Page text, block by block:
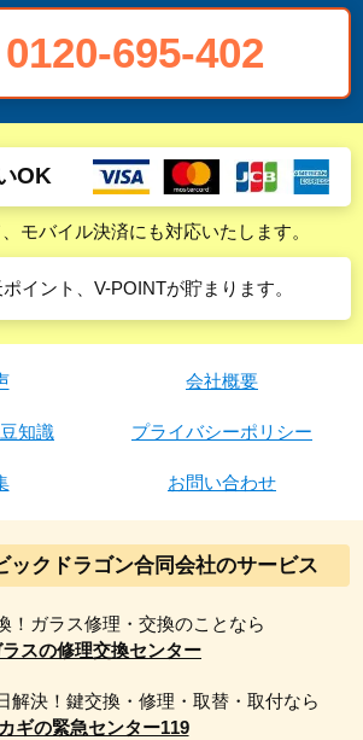
0120-695-402
OK
モバイル決済にも対応いたします。
イント、V-POINTが貯まります。
会社概要
知識 プライバシーポリシー
お問い合わせ
ックドラゴン合同会社のサービス
！ガラス修理・交換のことなら
ラスの修理交換センター
解決！鍵交換・修理・取替・取付なら
カギの緊急センター119